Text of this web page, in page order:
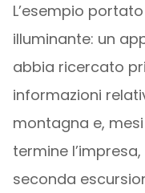
L’esempio
illuminante: un
abbia ricercato
informazioni
montagna e,
termine
seconda